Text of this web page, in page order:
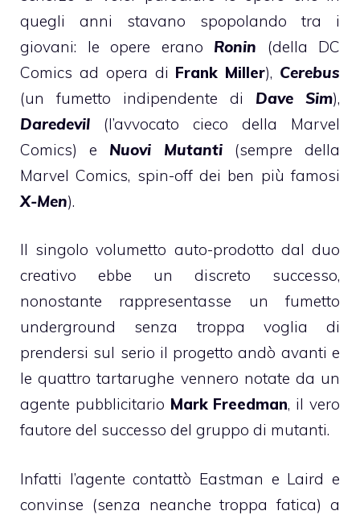
quegli anni stavano spopolando tra i
giovani: le opere erano Ronin (della DC
Comics ad opera di Frank Miller), Cerebus
(un fumetto indipendente di Dave Sim),
Daredevil (l’avvocato cieco della Marvel
Comics) e Nuovi Mutanti(sempre della
Marvel Comics, spin-off dei ben più famosi
X-Men).
Il singolo volumetto auto-prodotto dal duo
creativo ebbe un discreto successo,
nonostante rappresentasse un fumetto
underground senza troppa voglia di
prendersi sul serio il progetto andò avanti e
le quattro tartarughe vennero notate da un
agente pubblicitario Mark Freedman, il vero
fautore del successo del gruppo di mutanti.
Infatti l’agente contattò Eastman e Laird e
convinse (senza neanche troppa fatica) a